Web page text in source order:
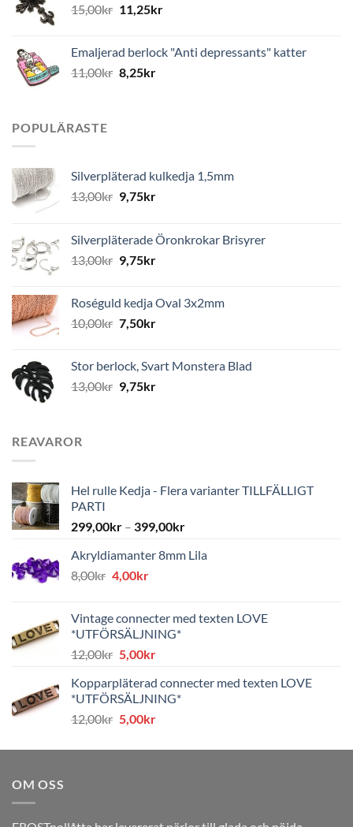
15,00kr 11,25kr
Emaljerad berlock "Anti depressants" katter
11,00kr 8,25kr
POPULÄRASTE
Silverpläterad kulkedja 1,5mm
13,00kr 9,75kr
Silverpläterade Öronkrokar Brisyrer
13,00kr 9,75kr
Roséguld kedja Oval 3x2mm
10,00kr 7,50kr
Stor berlock, Svart Monstera Blad
13,00kr 9,75kr
REAVAROR
Hel rulle Kedja - Flera varianter TILLFÄLLIGT
PARTI
299,00kr – 399,00kr
Akryldiamanter 8mm Lila
8,00kr Det
var:
8,00kr.
4,00krDet
är:
4,00kr.
Vintage connecter med texten LOVE
*UTFÖRSÄLJNING*
12,00kr Det
priset
var:
12,00kr.
5,00krDet
priset
är:
5,00kr.
Kopparpläterad connecter med texten LOVE
*UTFÖRSÄLJNING*
12,00kr Det
priset
5,00krDet
priset
OM OSS